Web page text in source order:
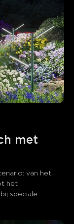
met
van het
het
speciale